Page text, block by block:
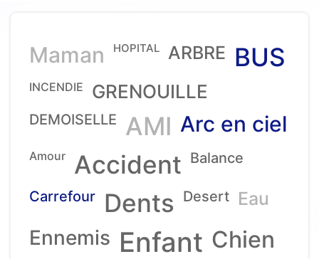
Maman HOPITAL ARBRE BUS
INCENDIE GRENOUILLE
DEMOISELLE AMI Arc en ciel
Amour Accident Balance
Carrefour Dents Desert Eau
Ennemis Enfant Chien